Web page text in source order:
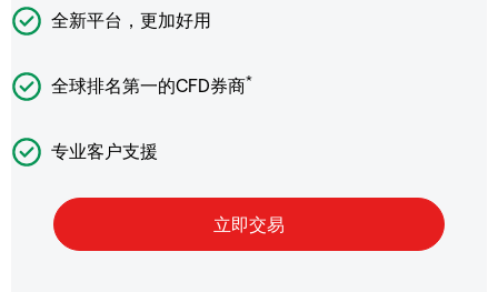
全新平台，更加好用
全球排名第一的CFD券商*
专业客户支援